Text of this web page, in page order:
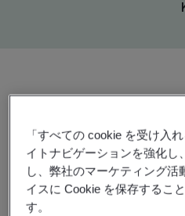
FSSC 22000
「すべての cookie を受け入
イトナビゲーションを強化し
し、弊社のマーケティング
イスに Cookie を保存するこ
す。